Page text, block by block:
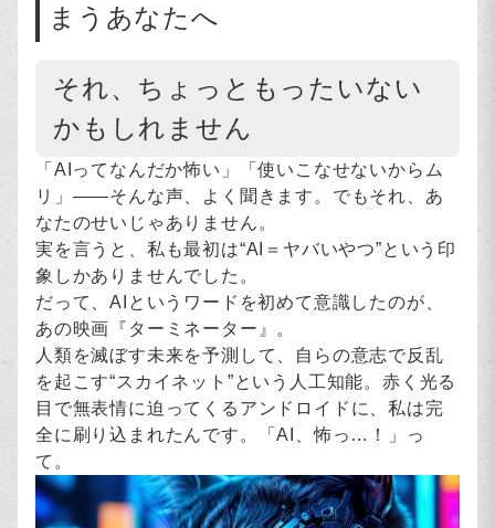
まうあなたへ
それ、ちょっともったいない
かもしれません
「AIってなんだか怖い」「使いこなせないからム
リ」——そんな声、よく聞きます。でもそれ、あ
なたのせいじゃありません。
実を言うと、私も最初は“AI＝ヤバいやつ”という印
象しかありませんでした。
だって、AIというワードを初めて意識したのが、
あの映画『ターミネーター』。
人類を滅ぼす未来を予測して、自らの意志で反乱
を起こす“スカイネット”という人工知能。赤く光る
目で無表情に迫ってくるアンドロイドに、私は完
全に刷り込まれたんです。「AI、怖っ…！」っ
て。